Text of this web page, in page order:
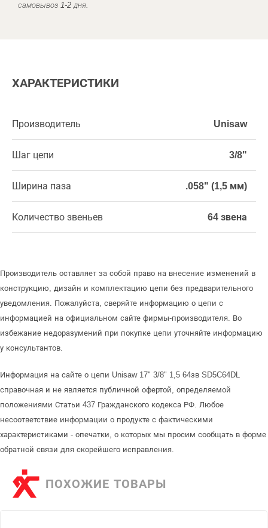
самовывоз 1-2 дня.
ХАРАКТЕРИСТИКИ
Производитель Unisaw
Шаг цепи 3/8"
Ширина паза .058" (1,5 мм)
Количество звеньев 64 звена
Производитель оставляет за собой право на внесение изменений в
конструкцию, дизайн и комплектацию цепи без предварительного
уведомления. Пожалуйста, сверяйте информацию о цепи с
информацией на официальном сайте фирмы-производителя. Во
избежание недоразумений при покупке цепи уточняйте информацию
у консультантов.
Информация на сайте о цепи Unisaw 17" 3/8" 1,5 64зв SD5C64DL
справочная и не является публичной офертой, определяемой
положениями Статьи 437 Гражданского кодекса РФ. Любое
несоответствие информации о продукте с фактическими
характеристиками - опечатки, о которых мы просим сообщать в форме
обратной связи для скорейшего исправления.
ПОХОЖИЕ ТОВАРЫ